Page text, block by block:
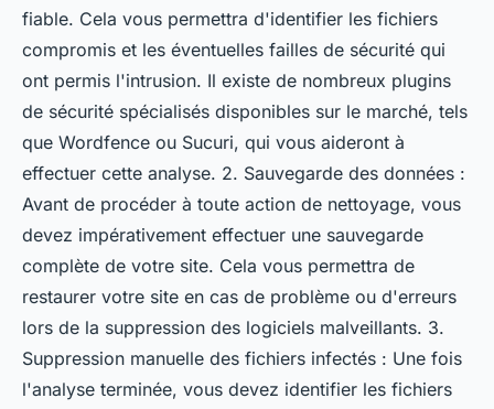
fiable. Cela vous permettra d'identifier les fichiers
compromis et les éventuelles failles de sécurité qui
ont permis l'intrusion. Il existe de nombreux plugins
de sécurité spécialisés disponibles sur le marché, tels
que Wordfence ou Sucuri, qui vous aideront à
effectuer cette analyse. 2. Sauvegarde des données :
Avant de procéder à toute action de nettoyage, vous
devez impérativement effectuer une sauvegarde
complète de votre site. Cela vous permettra de
restaurer votre site en cas de problème ou d'erreurs
lors de la suppression des logiciels malveillants. 3.
Suppression manuelle des fichiers infectés : Une fois
l'analyse terminée, vous devez identifier les fichiers